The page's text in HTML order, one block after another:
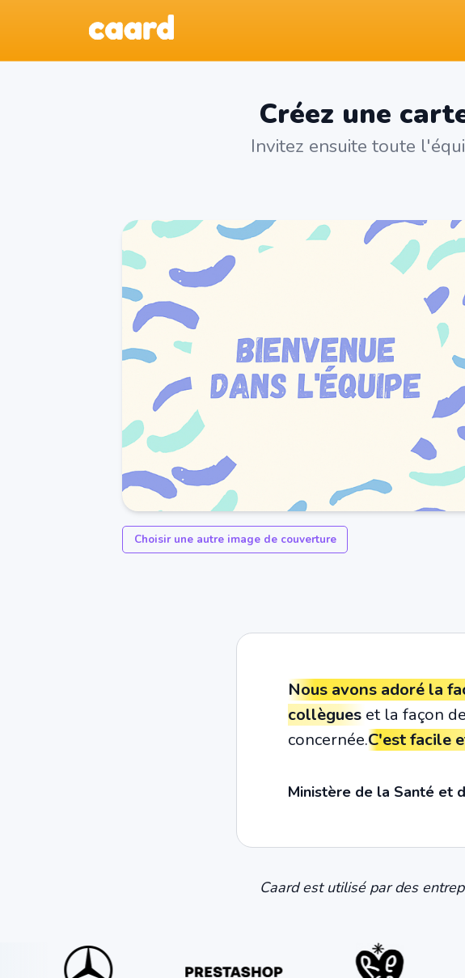
Créez une
Invitez ensuite toute
Choisir une autre image de couverture
Nous avons adoré la
collègues et la façon
concernée.C'est facile
Ministère de la Santé et
Caard est utilisé par des